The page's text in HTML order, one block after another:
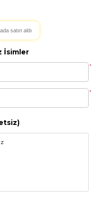
satın aldı
İsimler
*
*